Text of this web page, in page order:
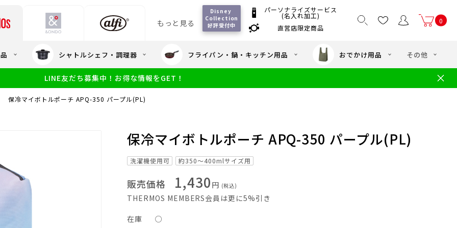
もっと見る
以上送料無料
サーモスのeギフト
ギフトのご案内
Disney
Collection
好評受付中
パーソナライズサービス
(名入れ加工)
直営店限定商品
食洗機対応 幼児・園児向け水筒
小学生 中・高学年向け水筒
0
シャトルシェフ・調理器 フライパン・鍋・キッチン用品 おでかけ用品 その他
LINE友だち募集中！お得な情報をGET！
保冷マイボトルポーチ APQ-350 パープル(PL)
保冷マイボトルポーチ APQ-350 パープル(PL)
洗濯機使用可 約350～400mlサイズ用
販売価格 1,430 円 (税込)
THERMOS MEMBERS会員は更に5%引き
在庫 ○